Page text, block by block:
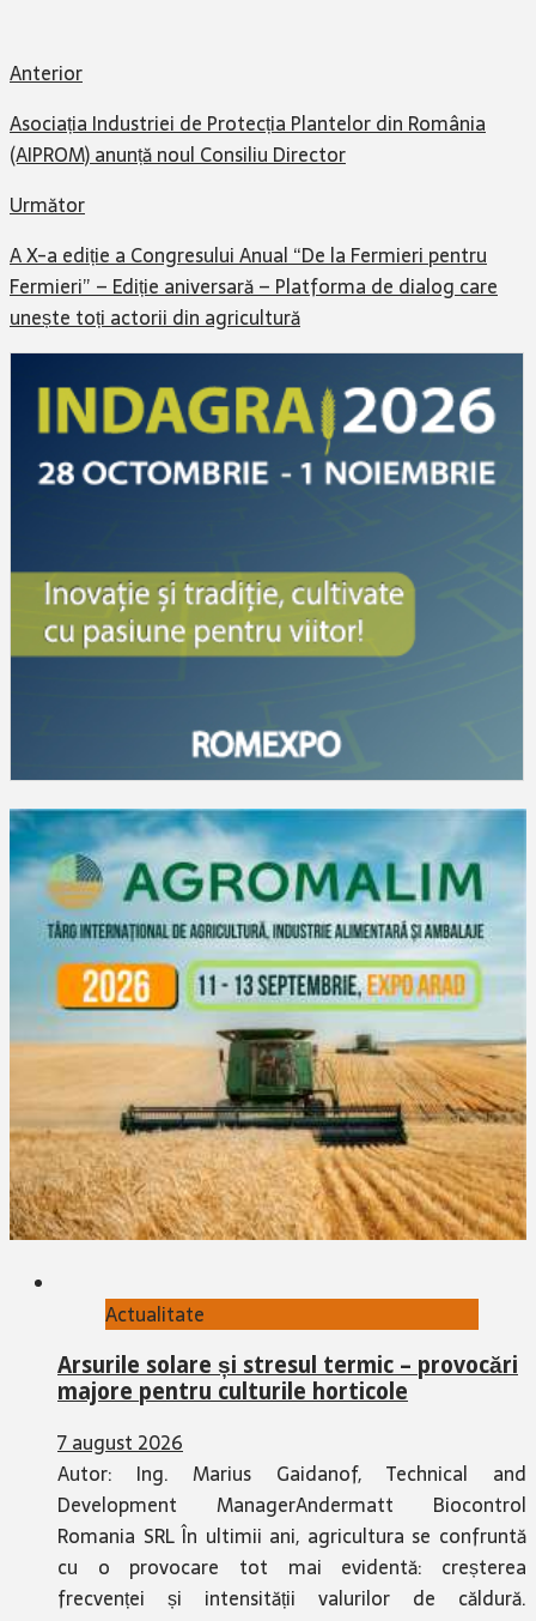
Anterior
Asociația Industriei de Protecția Plantelor din România
(AIPROM) anunță noul Consiliu Director
Următor
A X-a ediție a Congresului Anual “De la Fermieri pentru
Fermieri” – Ediție aniversară – Platforma de dialog care
unește toți actorii din agricultură
Actualitate
Arsurile solare și stresul termic – provocări
majore pentru culturile horticole
7 august 2026
Autor: Ing. Marius Gaidanof, Technical and
Development ManagerAndermatt Biocontrol
Romania SRL În ultimii ani, agricultura se confruntă
cu o provocare tot mai evidentă: creșterea
frecvenței și intensității valurilor de căldură.